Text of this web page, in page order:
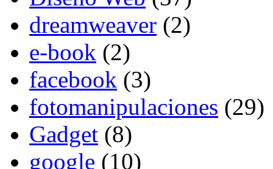
dreamweaver (2)
e-book (2)
facebook (3)
fotomanipulaciones (29)
Gadget (8)
google (10)